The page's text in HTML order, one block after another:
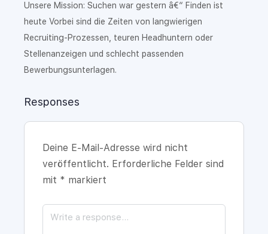
Unsere Mission: Suchen war gestern â€“ Finden ist
heute Vorbei sind die Zeiten von langwierigen
Recruiting-Prozessen, teuren Headhuntern oder
Stellenanzeigen und schlecht passenden
Bewerbungsunterlagen.
Responses
Deine E-Mail-Adresse wird nicht
veröffentlicht. Erforderliche Felder sind
mit * markiert